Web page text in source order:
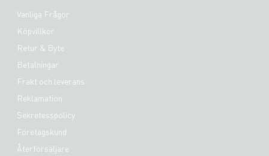
Vanliga Frågor
Köpvillkor
Retur & Byte
Betalningar
Frakt och leverans
Reklamation
Sekretesspolicy
Företagskund
Återförsäljare